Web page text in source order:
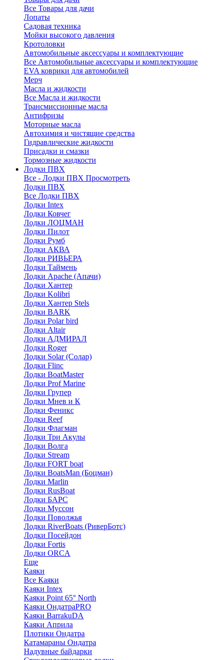
Все Товары для дачи
Лопаты
Садовая техника
Мойки высокого давления
Кротоловки
Автомобильные аксессуары и комплектующие
Все Автомобильные аксессуары и комплектующие
EVA коврики для автомобилей
Мерч
Масла и жидкости
Все Масла и жидкости
Трансмиссионные масла
Антифризы
Моторные масла
Автохимия и чистящие средства
Гидравлические жидкости
Присадки и смазки
Тормозные жидкости
Лодки ПВХ
Все - Лодки ПВХ Просмотреть
Лодки ПВХ
Все Лодки ПВХ
Лодки Intex
Лодки Ковчег
Лодки ЛОЦМАН
Лодки Пилот
Лодки Румб
Лодки АКВА
Лодки РИВЬЕРА
Лодки Таймень
Лодки Apache (Апачи)
Лодки Хантер
Лодки Kolibri
Лодки Хантер Stels
Лодки BARK
Лодки Polar bird
Лодки Altair
Лодки АДМИРАЛ
Лодки Roger
Лодки Solar (Солар)
Лодки Flinc
Лодки BoatMaster
Лодки Prof Marine
Лодки Групер
Лодки Мнев и К
Лодки Феникс
Лодки Reef
Лодки Флагман
Лодки Три Акулы
Лодки Волга
Лодки Stream
Лодки FORT boat
Лодки BoatsMan (Боцман)
Лодки Marlin
Лодки RusBoat
Лодки БАРС
Лодки Муссон
Лодки Поволжья
Лодки RiverBoats (РиверБотс)
Лодки Посейдон
Лодки Fortis
Лодки ORCA
Еще
Каяки
Все Каяки
Каяки Intex
Каяки Point 65° North
Каяки ОндатраPRO
Каяки BarrakuDA
Каяки Априла
Плотики Ондатра
Катамараны Ондатра
Надувные байдарки